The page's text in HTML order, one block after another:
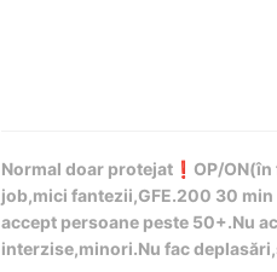
Normal doar protejat ❗ ️OP/
job,mici fantezii,GFE.200 30 min
accept persoane peste 50+.Nu
interzise,minori.Nu fac